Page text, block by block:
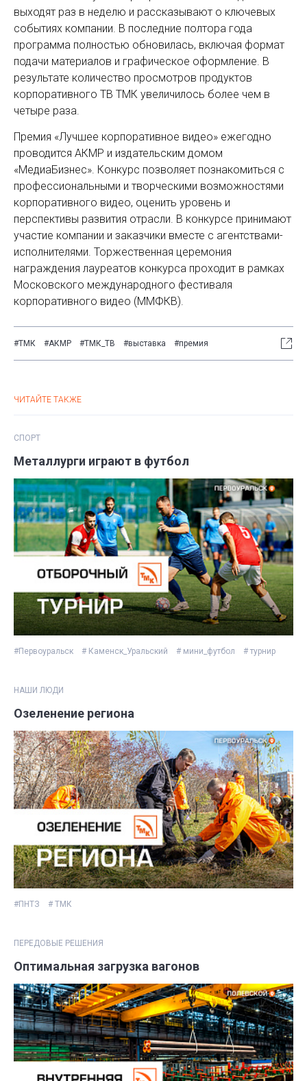
выходят раз в неделю и рассказывают о ключевых
событиях компании. В последние полтора года
программа полностью обновилась, включая формат
подачи материалов и графическое оформление. В
результате количество просмотров продуктов
корпоративного ТВ ТМК увеличилось более чем в
четыре раза.
Премия «Лучшее корпоративное видео» ежегодно
проводится АКМР и издательским домом
«МедиаБизнес». Конкурс позволяет познакомиться с
профессиональными и творческими возможностями
корпоративного видео, оценить уровень и
перспективы развития отрасли. В конкурсе принимают
участие компании и заказчики вместе с агентствами-
исполнителями. Торжественная церемония
награждения лауреатов конкурса проходит в рамках
Московского международного фестиваля
корпоративного видео (ММФКВ).
#ТМК #АКМР #ТМК_ТВ #выставка #премия
ЧИТАЙТЕ ТАКЖЕ
СПОРТ
Металлурги играют в футбол
#Первоуральск # Каменск_Уральский # мини_футбол # турнир
НАШИ ЛЮДИ
Озеленение региона
#ПНТЗ # ТМК
ПЕРЕДОВЫЕ РЕШЕНИЯ
Оптимальная загрузка вагонов